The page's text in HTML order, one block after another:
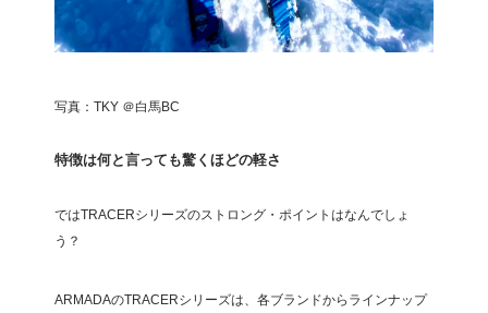
写真：TKY ＠白馬BC
特徴は何と言っても驚くほどの軽さ
ではTRACERシリーズのストロング・ポイントはなんでしょ
う？
ARMADAのTRACERシリーズは、各ブランドからラインナップ